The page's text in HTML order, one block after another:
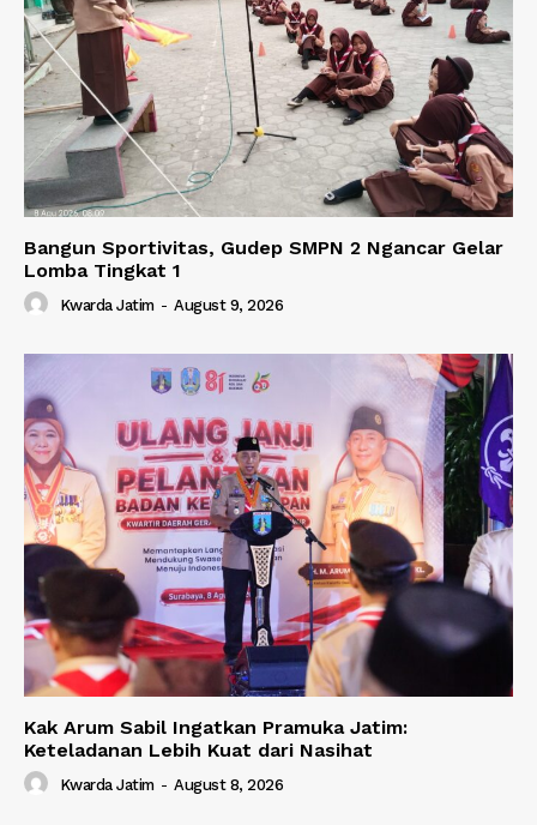
Bangun Sportivitas, Gudep SMPN 2 Ngancar Gelar
Lomba Tingkat 1
Kwarda Jatim - August 9, 2026
Kak Arum Sabil Ingatkan Pramuka Jatim:
Keteladanan Lebih Kuat dari Nasihat
Kwarda Jatim - August 8, 2026